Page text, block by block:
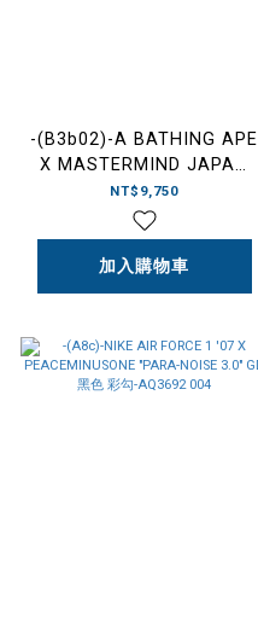
-(B3b02)-A BATHING APE
X MASTERMIND JAPAN
GARMENT DYE RELAXED
FIT POCKET TEE MMJ
BAPE 聯名 口袋T-
1K73109905
NT$9,750
加入購物車